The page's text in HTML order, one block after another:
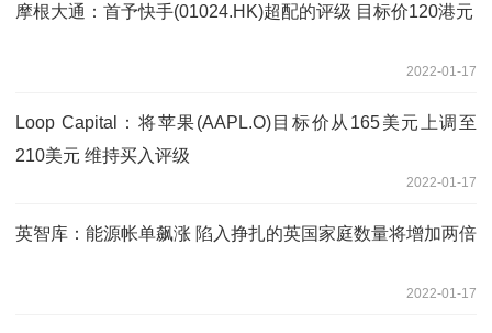
摩根大通：首予快手(01024.HK)超配的评级 目标价120港元
2022-01-17
Loop Capital：将苹果(AAPL.O)目标价从165美元上调至
210美元 维持买入评级
2022-01-17
英智库：能源帐单飙涨 陷入挣扎的英国家庭数量将增加两倍
2022-01-17